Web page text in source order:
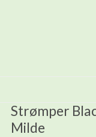
Strømper
Milde